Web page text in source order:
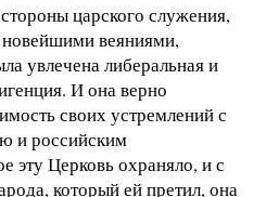
царского служения,
новейшими веяниями,
увлечена либеральная и
И она верно
своих устремлений с
и российским
эту Церковь охраняло, и с
который ей претил, она